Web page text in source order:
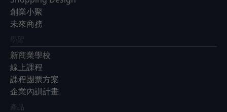
創業小聚
未來商務
學習
新商業學校
線上課程
課程團票方案
企業內訓計畫
產品